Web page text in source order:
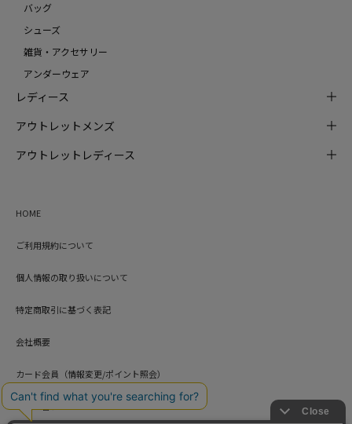
バッグ
シューズ
雑貨・アクセサリー
アンダーウェア
レディース
アウトレットメンズ
アウトレットレディース
HOME
ご利用規約について
個人情報の取り扱いについて
特定商取引に基づく表記
会社概要
カード会員（情報変更/ポイント照会）